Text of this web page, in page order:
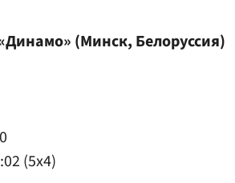
(Минск, Белоруссия)
(5x4)